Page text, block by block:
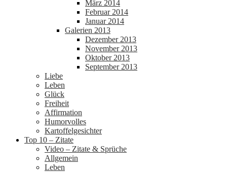
März 2014
Februar 2014
Januar 2014
Galerien 2013
Dezember 2013
November 2013
Oktober 2013
September 2013
Liebe
Leben
Glück
Freiheit
Affirmation
Humorvolles
Kartoffelgesichter
Top 10 – Zitate
Video – Zitate & Sprüche
Allgemein
Leben